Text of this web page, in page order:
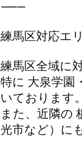
⸻
練馬区対応エ
練馬区全域に
特に 大泉学園
いております。
また、近隣の
光市など）に